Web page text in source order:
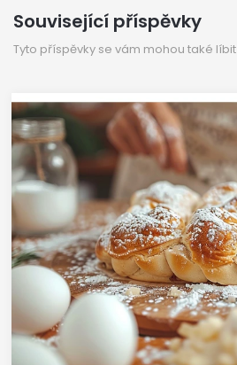
Související příspěvky
Tyto příspěvky se vám mohou také líbit